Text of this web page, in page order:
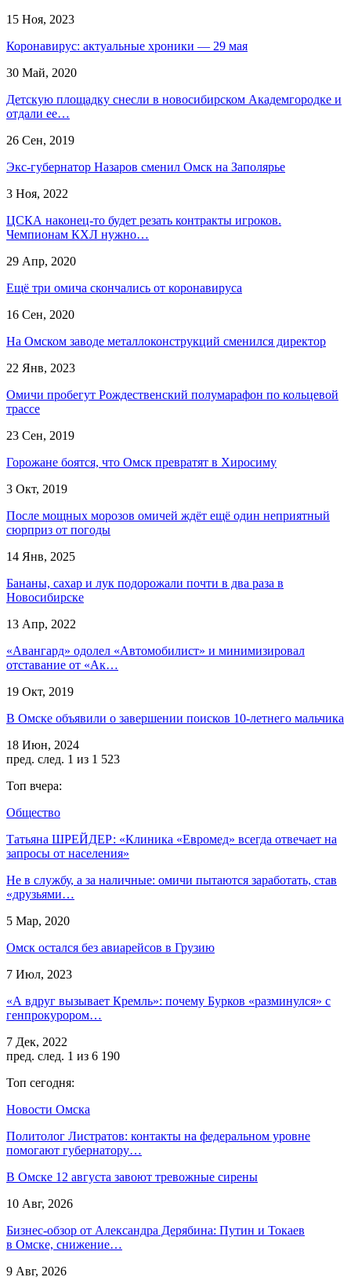
15 Ноя, 2023
Коронавирус: актуальные хроники — 29 мая
30 Май, 2020
Детскую площадку снесли в новосибирском Академгородке и
отдали ее…
26 Сен, 2019
Экс-губернатор Назаров сменил Омск на Заполярье
3 Ноя, 2022
ЦСКА наконец-то будет резать контракты игроков.
Чемпионам КХЛ нужно…
29 Апр, 2020
Ещё три омича скончались от коронавируса
16 Сен, 2020
На Омском заводе металлоконструкций сменился директор
22 Янв, 2023
Омичи пробегут Рождественский полумарафон по кольцевой
трассе
23 Сен, 2019
Горожане боятся, что Омск превратят в Хиросиму
3 Окт, 2019
После мощных морозов омичей ждёт ещё один неприятный
сюрприз от погоды
14 Янв, 2025
Бананы, сахар и лук подорожали почти в два раза в
Новосибирске
13 Апр, 2022
«Авангард» одолел «Автомобилист» и минимизировал
отставание от «Ак…
19 Окт, 2019
В Омске объявили о завершении поисков 10-летнего мальчика
18 Июн, 2024
пред. след. 1 из 1 523
Топ вчера:
Общество
Татьяна ШРЕЙДЕР: «Клиника «Евромед» всегда отвечает на
запросы от населения»
Не в службу, а за наличные: омичи пытаются заработать, став
«друзьями…
5 Мар, 2020
Омск остался без авиарейсов в Грузию
7 Июл, 2023
«А вдруг вызывает Кремль»: почему Бурков «разминулся» с
генпрокурором…
7 Дек, 2022
пред. след. 1 из 6 190
Топ сегодня:
Новости Омска
Политолог Листратов: контакты на федеральном уровне
помогают губернатору…
В Омске 12 августа завоют тревожные сирены
10 Авг, 2026
Бизнес-обзор от Александра Дерябина: Путин и Токаев
в Омске, снижение…
9 Авг, 2026